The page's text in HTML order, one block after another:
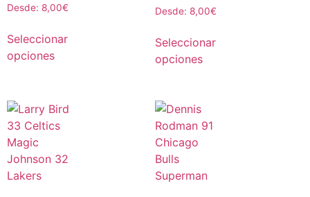
Desde: 8,00€
Seleccionar
opciones
Desde: 8,00€
Seleccionar
opciones